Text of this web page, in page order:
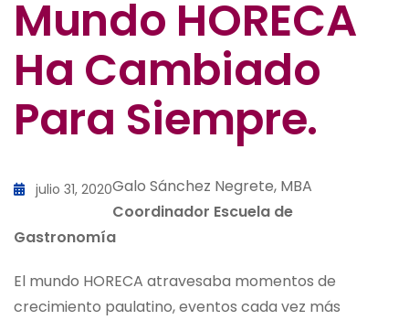
Mundo HORECA
Ha Cambiado
Para Siempre.
julio 31, 2020Galo Sánchez Negrete, MBA
Coordinador Escuela de
Gastronomía
El mundo HORECA atravesaba momentos de
crecimiento paulatino, eventos cada vez más